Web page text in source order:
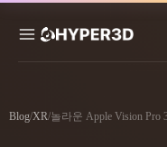
Rodin
기능
Blog/XR/놀라운 Apple Vision Pro